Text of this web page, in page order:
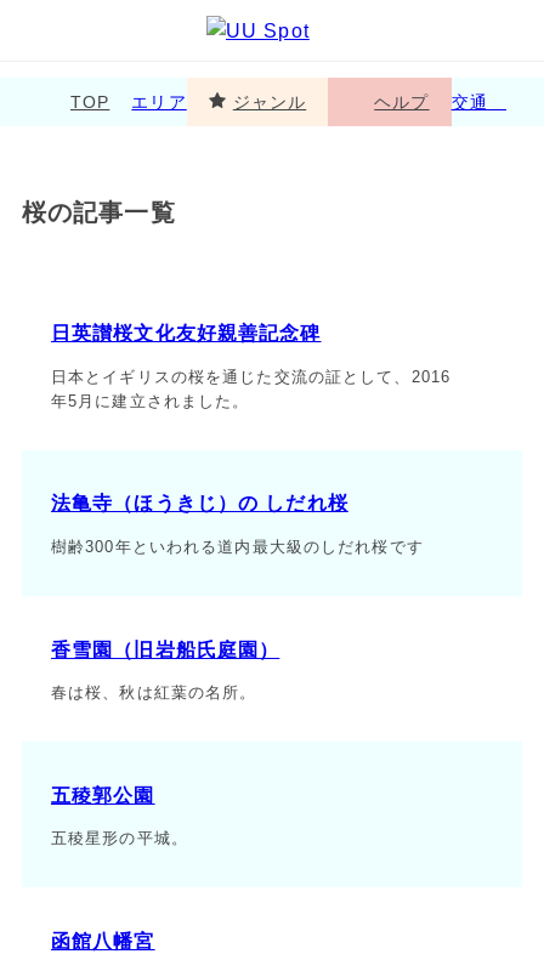
TOP エリア ジャンル ヘルプ 交通
桜の記事一覧
日英讃桜文化友好親善記念碑
日本とイギリスの桜を通じた交流の証として、2016
年5月に建立されました。
法亀寺（ほうきじ）の しだれ桜
樹齢300年といわれる道内最大級のしだれ桜です
香雪園（旧岩船氏庭園）
春は桜、秋は紅葉の名所。
五稜郭公園
五稜星形の平城。
函館八幡宮